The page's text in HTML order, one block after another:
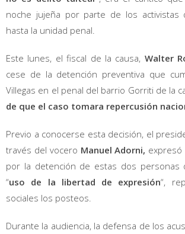
noche jujeña por parte de los activistas
hasta la unidad penal.
Este lunes, el fiscal de la causa, Walter
cese de la detención preventiva que
Villegas en el penal del barrio Gorriti de la
de que el caso tomara repercusión
Previo a conocerse esta decisión, el
través del vocero Manuel Adorni, expresó
por la detención de estas dos personas
“uso de la libertad de expresión“,
sociales los posteos.
Durante la audiencia, la defensa de los